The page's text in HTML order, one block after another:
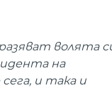
волята
на
и така и